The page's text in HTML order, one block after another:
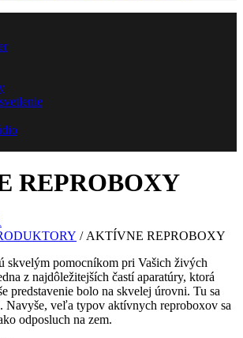
REPROBOXY
/ AKTÍVNE REPROBOXY
skvelým pomocníkom pri Vašich živých
z najdôležitejších častí aparatúry, ktorá
predstavenie bolo na skvelej úrovni. Tu sa
Navyše, veľa typov aktívnych reproboxov sa
odposluch na zem.